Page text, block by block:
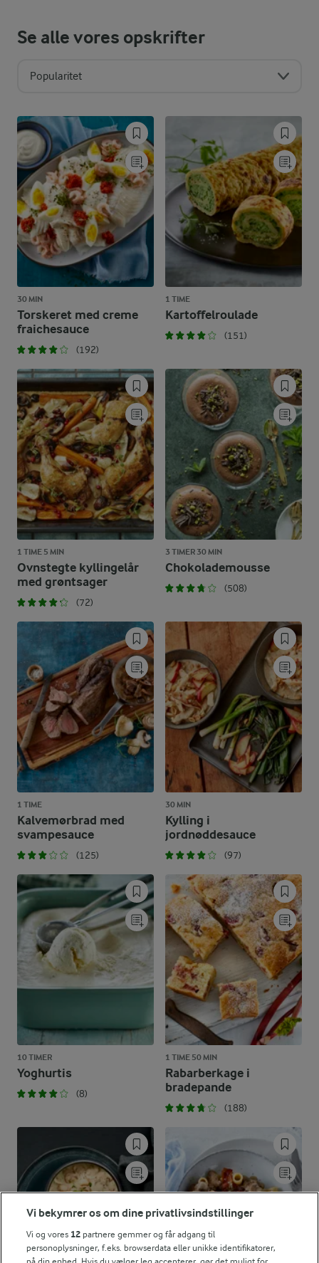
Se alle vores opskrifter
Popularitet
30 MIN
Torskeret med creme
fraichesauce
(192)
1 TIME
Kartoffelroulade
(151)
1 TIME 5 MIN
Ovnstegte kyllingelår
med grøntsager
(72)
3 TIMER 30 MIN
Chokolademousse
(508)
1 TIME
Kalvemørbrad med
svampesauce
(125)
30 MIN
Kylling i
jordnøddesauce
(97)
10 TIMER
Yoghurtis
(8)
1 TIME 50 MIN
Rabarberkage i
bradepande
(188)
Vi bekymrer os om dine privatlivsindstillinger
Vi og vores 12 partnere gemmer og får adgang til
personoplysninger, f.eks. browserdata eller unikke identifikatorer,